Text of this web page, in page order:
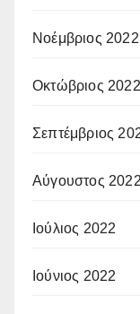
Νοέμβριος 2022
Οκτώβριος 2022
Σεπτέμβριος
Αύγουστος 2022
Ιούλιος 2022
Ιούνιος 2022